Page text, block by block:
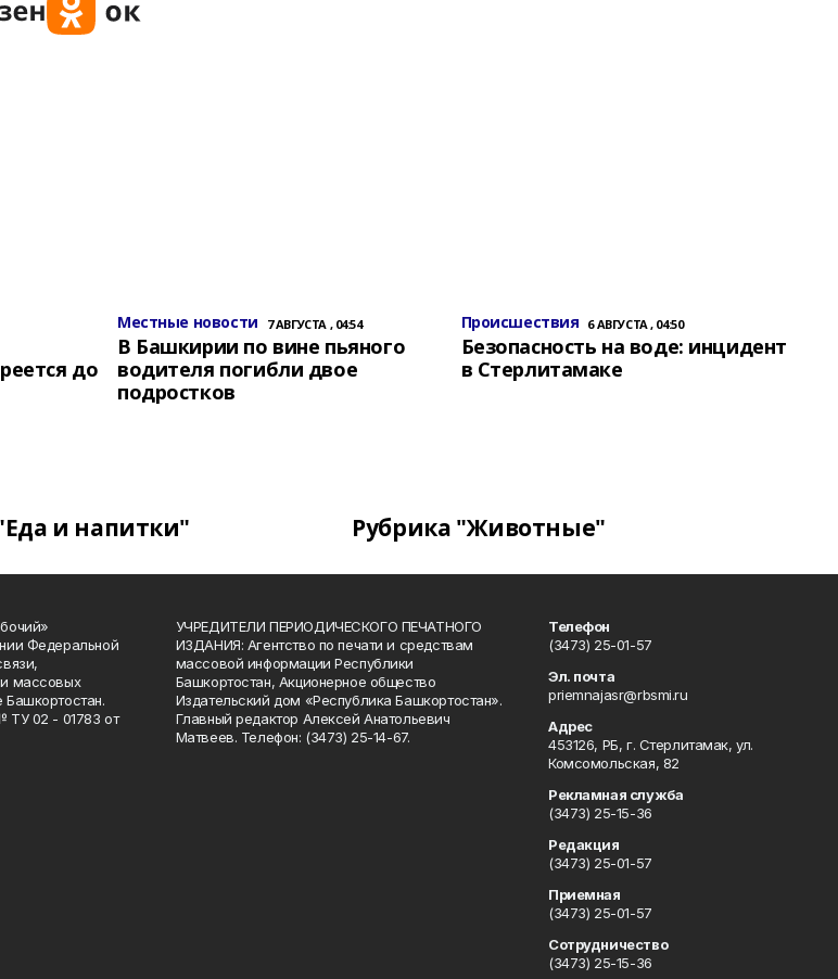
до
Местные новости 7 АВГУСТА , 04:54
В Башкирии по вине пьяного
водителя погибли двое
подростков
Происшествия 6 АВГУСТА , 04:50
Безопасность на воде: инцидент
в Стерлитамаке
и напитки" Рубрика "Животные"
Федеральной
массовых
Башкортостан.
ТУ 02 - 01783 от
УЧРЕДИТЕЛИ ПЕРИОДИЧЕСКОГО ПЕЧАТНОГО
ИЗДАНИЯ: Агентство по печати и средствам
массовой информации Республики
Башкортостан, Акционерное общество
Издательский дом «Республика Башкортостан».
Главный редактор Алексей Анатольевич
Матвеев. Телефон: (3473) 25-14-67.
Телефон
(3473) 25-01-57
Эл. почта
priemnajasr@rbsmi.ru
Адрес
453126, РБ, г. Стерлитамак, ул.
Комсомольская, 82
Рекламная служба
(3473) 25-15-36
Редакция
(3473) 25-01-57
Приемная
(3473) 25-01-57
Сотрудничество
(3473) 25-15-36